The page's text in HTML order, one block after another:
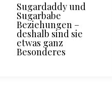
Sugardaddy und
Sugarbabe
Beziehungen –
deshalb sind sie
etwas ganz
Besonderes